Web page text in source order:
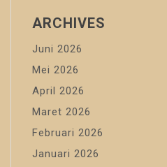
ARCHIVES
Juni 2026
Mei 2026
April 2026
Maret 2026
Februari 2026
Januari 2026